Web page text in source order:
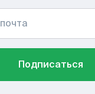
Подписаться